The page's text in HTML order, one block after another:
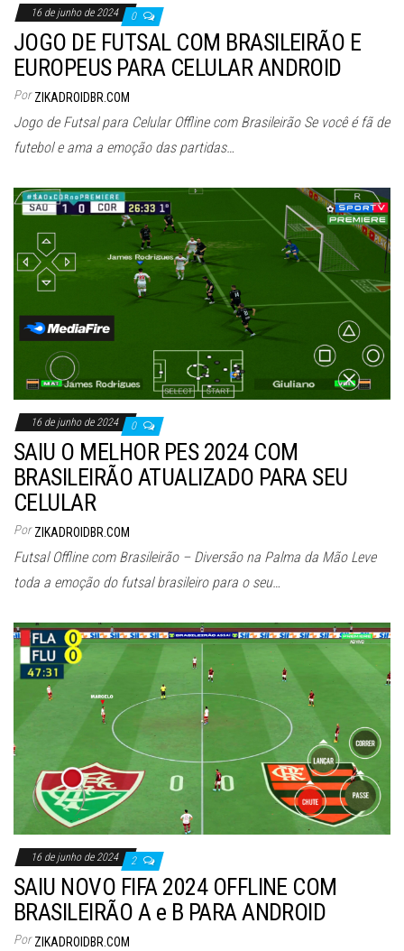
16 de junho de 2024 0
JOGO DE FUTSAL COM BRASILEIRÃO E
EUROPEUS PARA CELULAR ANDROID
Por ZIKADROIDBR.COM
Jogo de Futsal para Celular Offline com Brasileirão Se você é fã de
futebol e ama a emoção das partidas…
16 de junho de 2024 0
SAIU O MELHOR PES 2024 COM
BRASILEIRÃO ATUALIZADO PARA SEU
CELULAR
Por ZIKADROIDBR.COM
Futsal Offline com Brasileirão – Diversão na Palma da Mão Leve
toda a emoção do futsal brasileiro para o seu…
16 de junho de 2024 2
SAIU NOVO FIFA 2024 OFFLINE COM
BRASILEIRÃO A e B PARA ANDROID
Por ZIKADROIDBR.COM